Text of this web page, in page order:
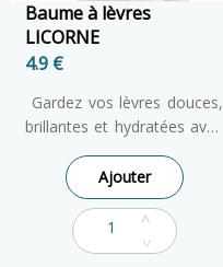
Baume à lèvres
LICORNE
4.9 €
Gardez vos lèvres douces,
brillantes et hydratées avec
cet adorable baume à
lèvres LICORNE en stick. Il
hydrate et rafraîchit les
lèvres en en seul passage
Ajouter